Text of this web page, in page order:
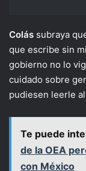
Colás subraya
que escribe sin
gobierno no lo
cuidado sobre
pudiesen leerle
Te puede
de la OEA
con México